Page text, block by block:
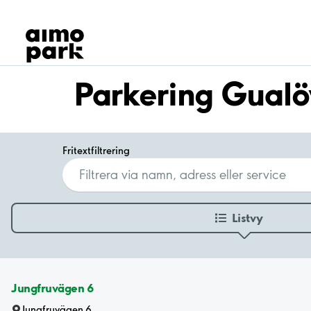
Hitta parkering
Samarbete
Kundservice
Om Aimo Park
Parkering
Fritextfiltrering
Listvy
Jungfruvägen 6